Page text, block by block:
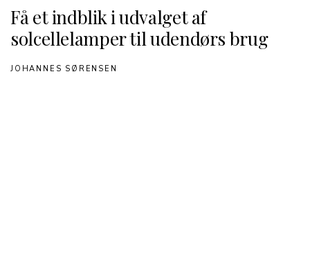
Få et indblik i udvalget af
solcellelamper til udendørs brug
JOHANNES SØRENSEN